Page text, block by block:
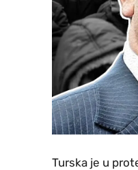
Turska je u